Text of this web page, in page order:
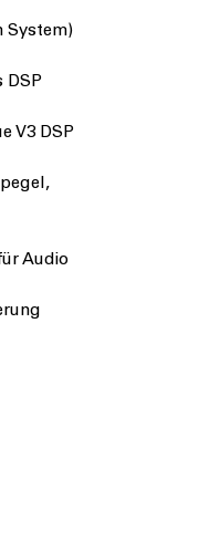
System)
DSP
V3 DSP
Audio